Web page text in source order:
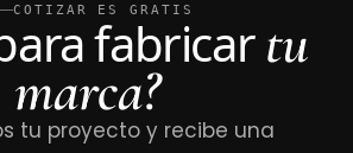
COTIZAR ES GRATIS
fabricartu
marca?
tu proyecto y recibe una